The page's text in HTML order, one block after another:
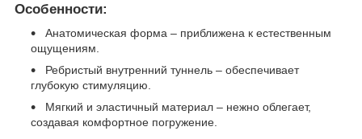
Особенности:
Анатомическая форма – приближена к естественным
ощущениям.
Ребристый внутренний туннель – обеспечивает
глубокую стимуляцию.
Мягкий и эластичный материал – нежно облегает,
создавая комфортное погружение.